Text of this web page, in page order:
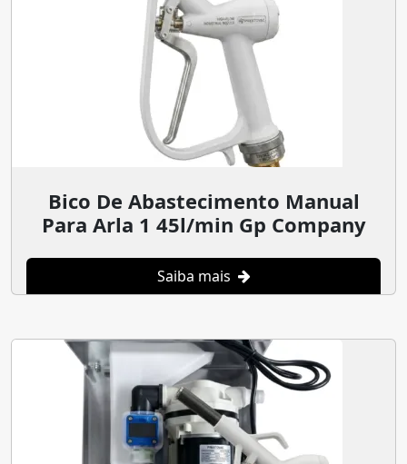
Bico De Abastecimento Manual
Para Arla 1 45l/min Gp Company
Saiba mais